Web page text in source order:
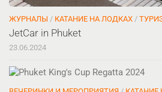
ЖУРНАЛЫ / КАТАНИЕ НА ЛОДКАХ /
JetCar in Phuket
23.06.2024